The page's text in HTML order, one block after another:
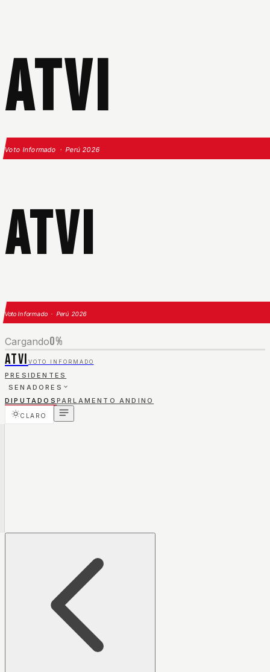
ATVI
Voto Informado · Perú 2026
ATVI
Voto Informado · Perú 2026
Cargando0%
ATVI VOTO INFORMADO
PRESIDENTES
SENADORES
DIPUTADOS PARLAMENTO ANDINO
CLARO